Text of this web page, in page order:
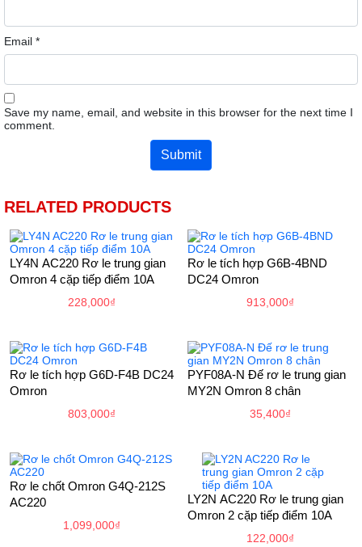
Email *
Save my name, email, and website in this browser for the next time I
comment.
RELATED PRODUCTS
LY4N AC220 Rơ le trung gian
Omron 4 cặp tiếp điểm 10A
228,000₫
Rơ le tích hợp G6B-4BND
DC24 Omron
913,000₫
Rơ le tích hợp G6D-F4B DC24
Omron
803,000₫
PYF08A-N Đế rơ le trung gian
MY2N Omron 8 chân
35,400₫
Rơ le chốt Omron G4Q-212S
AC220
1,099,000₫
LY2N AC220 Rơ le trung gian
Omron 2 cặp tiếp điểm 10A
122,000₫